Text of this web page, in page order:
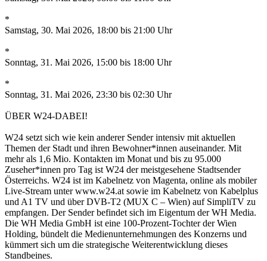
*
Samstag, 30. Mai 2026, 18:00 bis 21:00 Uhr
*
Sonntag, 31. Mai 2026, 15:00 bis 18:00 Uhr
*
Sonntag, 31. Mai 2026, 23:30 bis 02:30 Uhr
ÜBER W24-DABEI!
W24 setzt sich wie kein anderer Sender intensiv mit aktuellen
Themen der Stadt und ihren Bewohner*innen auseinander. Mit
mehr als 1,6 Mio. Kontakten im Monat und bis zu 95.000
Zuseher*innen pro Tag ist W24 der meistgesehene Stadtsender
Österreichs. W24 ist im Kabelnetz von Magenta, online als mobiler
Live-Stream unter www.w24.at sowie im Kabelnetz von Kabelplus
und A1 TV und über DVB-T2 (MUX C – Wien) auf SimpliTV zu
empfangen. Der Sender befindet sich im Eigentum der WH Media.
Die WH Media GmbH ist eine 100-Prozent-Tochter der Wien
Holding, bündelt die Medienunternehmungen des Konzerns und
kümmert sich um die strategische Weiterentwicklung dieses
Standbeines.